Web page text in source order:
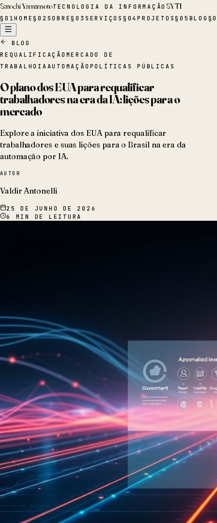
Satochi YamamotoTECNOLOGIA DA INFORMAÇÃOSYTI
§ 01HOME§02 SOBRE§03 SERVIÇOS § 04PROJETOS§05 BLOG §
BLOG
REQUALIFICAÇÃO MERCADO DE
TRABALHO IA AUTOMAÇÃO POLÍTICAS PÚBLICAS
O plano dos EUA para requalificar
trabalhadores na era da IA: lições para o
mercado
Explore a iniciativa dos EUA para requalificar
trabalhadores e suas lições para o Brasil na era da
automação por IA.
AUTOR
Valdir Antonelli
25 DE JUNHO DE 2026
6
MIN DE LEITURA